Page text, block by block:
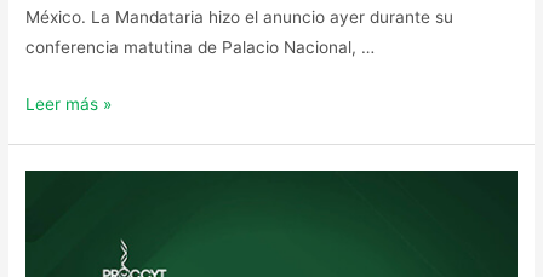
México. La Mandataria hizo el anuncio ayer durante su
conferencia matutina de Palacio Nacional, …
Leer más »